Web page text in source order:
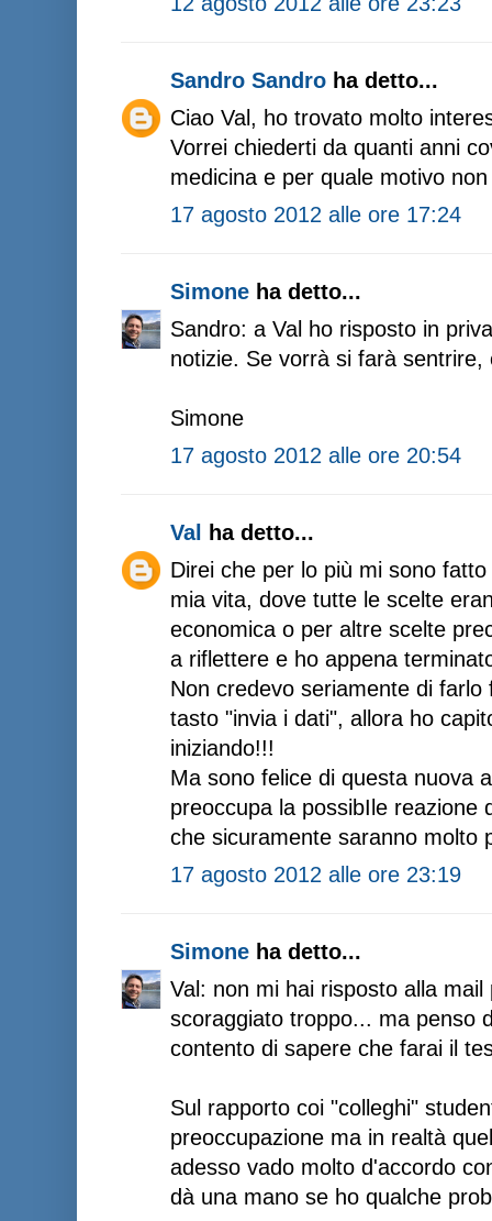
Sandro Sandro ha detto...
Ciao Val, ho trovato molto
Vorrei chiederti da quanti anni
medicina e per quale motivo
17 agosto 2012 alle ore 17:24
Simone ha detto...
Sandro: a Val ho risposto in
notizie. Se vorrà si farà sentrire,
Simone
17 agosto 2012 alle ore 20:54
Val ha detto...
Direi che per lo più mi sono
mia vita, dove tutte le scelte
economica o per altre scelte
a riflettere e ho appena
Non credevo seriamente di
tasto "invia i dati", allora ho
iniziando!!!
Ma sono felice di questa nuova
preoccupa la possibIle reazione
che sicuramente saranno molto
17 agosto 2012 alle ore 23:19
Simone ha detto...
Val: non mi hai risposto alla
scoraggiato troppo... ma penso
contento di sapere che farai il
Sul rapporto coi "colleghi"
preoccupazione ma in realtà
adesso vado molto d'accordo
dà una mano se ho qualche